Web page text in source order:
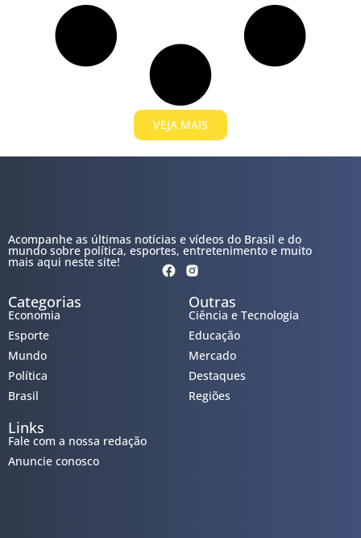
VEJA MAIS
Acompanhe as últimas notícias e vídeos do Brasil e do
mundo sobre política, esportes, entretenimento e muito
mais aqui neste site!
Categorias
Economia
Esporte
Mundo
Política
Brasil
Outras
Ciência e Tecnologia
Educação
Mercado
Destaques
Regiões
Links
Fale com a nossa redação
Anuncie conosco